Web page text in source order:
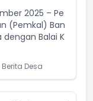
2025 – Pe
(Pemkal) Ban
Balai K
Berita Desa